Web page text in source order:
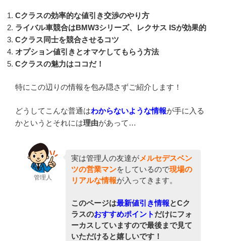
Cクラスの効率的な値引き交渉のやり方
ライバル車競合はBMW3シリーズ、レクサス ISが効果的
Cクラス同士を競合させるコツ
オプション値引きとオマケしてもらう方法
Cクラスの魅力はココだ！
特にこの辺りの情報を包み隠さずご紹介します！
どうしてこんな普通はわからないような情報が手に入る
かというとそれには理由があって…
管理人
実は管理人の友達がメルセデスベン
ツの営業マンをしているので現場の
リアルな情報が入ってきます。
このページは最新値引き情報とCク
ラスのおすすめポイント だけにフォ
ーカスしていますので最後まで見て
いただけると嬉しいです！